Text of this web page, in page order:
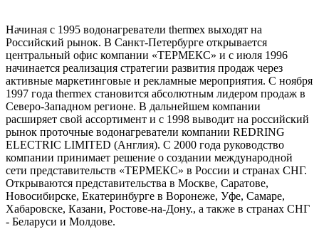
Начиная с 1995 водонагреватели thermex выходят на
Российский рынок. В Санкт-Петербурге открывается
центральный офис компании «ТЕРМЕКС» и с июля 1996
начинается реализация стратегии развития продаж через
активные маркетинговые и рекламные мероприятия. С ноября
1997 года thermex становится абсолютным лидером продаж в
Северо-Западном регионе. В дальнейшем компании
расширяет свой ассортимент и с 1998 выводит на российский
рынок проточные водонагреватели компании REDRING
ELECTRIC LIMITED (Англия). С 2000 года руководство
компании принимает решение о создании международной
сети представительств «ТЕРМЕКС» в России и странах СНГ.
Открываются представительства в Москве, Саратове,
Новосибирске, Екатеринбурге в Воронеже, Уфе, Самаре,
Хабаровске, Казани, Ростове-на-Дону., а также в странах СНГ
- Беларуси и Молдове.